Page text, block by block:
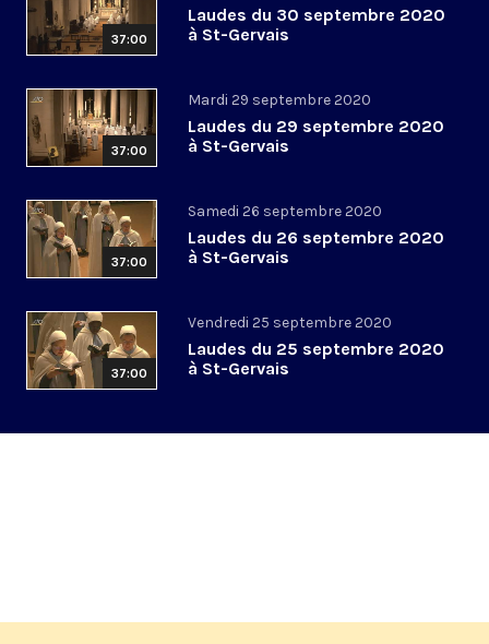
37:00
Laudes du 30 septembre 2020
à St-Gervais
37:00
Mardi 29 septembre 2020
Laudes du 29 septembre 2020
à St-Gervais
37:00
Samedi 26 septembre 2020
Laudes du 26 septembre 2020
à St-Gervais
37:00
Vendredi 25 septembre 2020
Laudes du 25 septembre 2020
à St-Gervais